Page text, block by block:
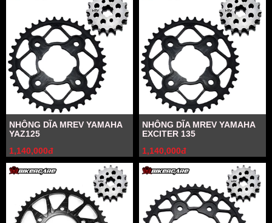
NHÔNG DĨA MREV YAMAHA
YAZ125
1,140,000đ
NHÔNG DĨA MREV YAMAHA
EXCITER 135
1,140,000đ